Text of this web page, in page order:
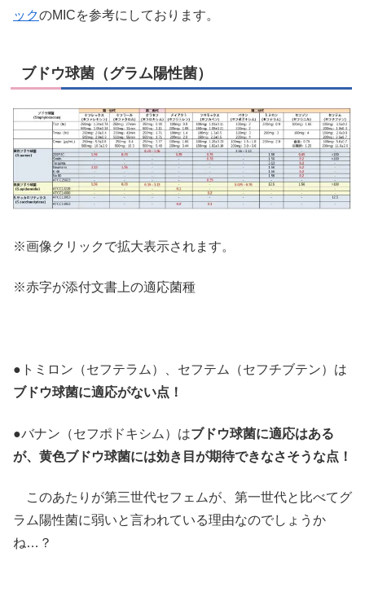
ックのMICを参考にしております。
ブドウ球菌（グラム陽性菌）
※画像クリックで拡大表示されます。
※赤字が添付文書上の適応菌種
●トミロン（セフテラム）、セフテム（セフチブテン）は
ブドウ球菌に適応がない点！
●バナン（セフポドキシム）はブドウ球菌に適応はある
が、黄色ブドウ球菌には効き目が期待できなさそうな点！
このあたりが第三世代セフェムが、第一世代と比べてグ
ラム陽性菌に弱いと言われている理由なのでしょうか
ね…？